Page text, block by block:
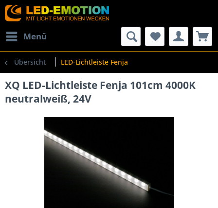
Menü
Übersicht LED-Lichtleiste Fenja
XQ LED-Lichtleiste Fenja 101cm 4000K
neutralweiß, 24V